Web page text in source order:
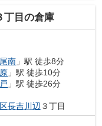
丁目の倉庫
南 」駅 徒歩8分
」駅 徒歩10分
」駅 徒歩26分
長吉川辺 ３丁目